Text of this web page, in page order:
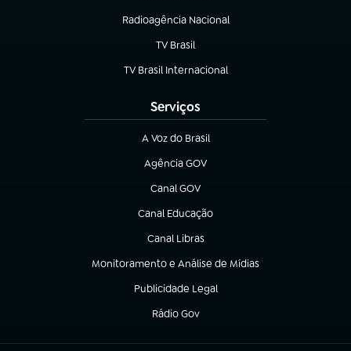
Radioagência Nacional
(abre em nova aba)
TV Brasil
(abre em nova aba)
TV Brasil Internacional
(abre em nova aba)
Serviços
A Voz do Brasil
(abre em nova aba)
Agência GOV
(abre em nova aba)
Canal GOV
(abre em nova aba)
Canal Educação
(abre em nova aba)
Canal Libras
(abre em nova aba)
Monitoramento e Análise de Mídias
(abre em nova aba)
Publicidade Legal
(abre em nova aba)
Rádio Gov
(abre em nova aba)